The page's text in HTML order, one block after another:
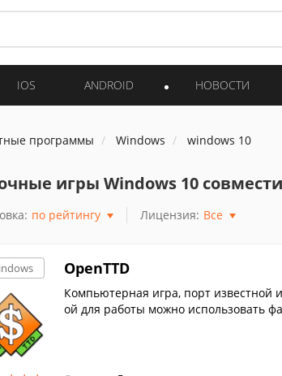
IOS ANDROID НОВОСТИ
программы Windows windows 10
игры Windows 10
по рейтингу Лицензия: Все
OpenTTD
Компьютерная игра, порт известной
ой для работы можно использовать